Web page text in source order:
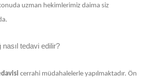
konuda uzman hekimlerimiz daima siz
tedavi edilir?
cerrahi müdahalelerle yapılmaktadır. Ön